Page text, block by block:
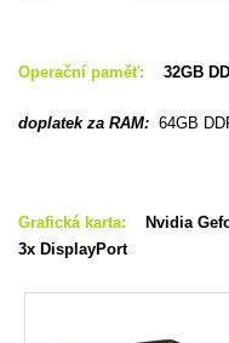
Operační paměť: 32GB
doplatek za RAM: 64GB
Grafická karta: Nvidia
3x DisplayPort